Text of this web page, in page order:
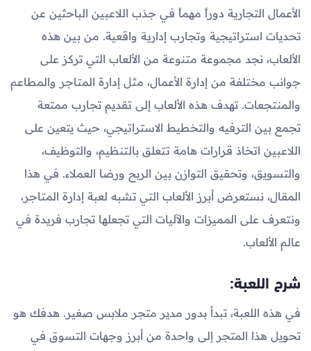
الأعمال التجارية دوراً مهماً في جذب اللاعبين الباحثين عن
تحديات استراتيجية وتجارب إدارية واقعية. من بين هذه
الألعاب، نجد مجموعة متنوعة من الألعاب التي تركز على
جوانب مختلفة من إدارة الأعمال، مثل إدارة المتاجر والمطاعم
والمنتجعات. تهدف هذه الألعاب إلى تقديم تجارب ممتعة
تجمع بين الترفيه والتخطيط الاستراتيجي، حيث يتعين على
اللاعبين اتخاذ قرارات هامة تتعلق بالتنظيم، والتوظيف،
والتسويق، وتحقيق التوازن بين الربح ورضا العملاء. في هذا
المقال، نستعرض أبرز الألعاب التي تشبه لعبة إدارة المتاجر،
ونتعرف على المميزات والآليات التي تجعلها تجارب فريدة في
عالم الألعاب.
شرح اللعبة:
في هذه اللعبة، تبدأ بدور مدير متجر ملابس صغير. هدفك هو
تحويل هذا المتجر إلى واحدة من أبرز وجهات التسوق في